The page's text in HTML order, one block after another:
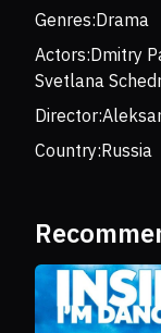
Genres:Drama
Actors:Dmitry
Svetlana
Director:
Country:Russia